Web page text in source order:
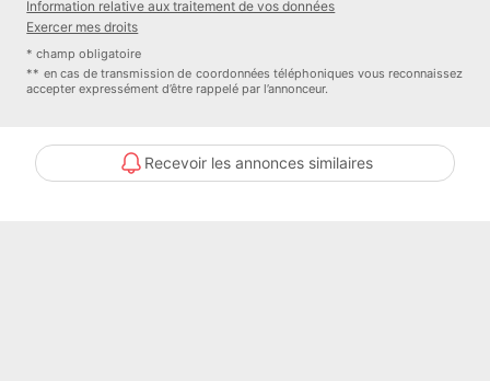
Information relative aux traitement de vos données
Exercer mes droits
* champ obligatoire
** en cas de transmission de coordonnées téléphoniques vous reconnaissez
accepter expressément d’être rappelé par l’annonceur.
Recevoir les annonces similaires